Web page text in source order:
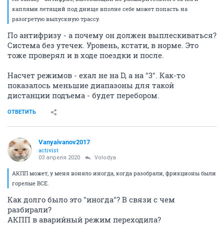
каплями летящий под днище вполне себе может попасть на
разогретую выпускную трассу.
По антифризу - а почему он должен выплескиваться?
Система без утечек. Уровень, кстати, в норме. Это
тоже проверял и в ходе поездки и после.
Насчет режимов - ехал не на D, а на "3". Как-то
показалось меньшие диапазоны для такой
дистанции подъема - будет перебором.
ОТВЕТИТЬ
Vanyaivanov2017
activist
03 апреля 2020 Volodya
АКПП может, у меня воняло иногда, когда разобрали, фрикционы были
горелые ВСЕ.
Как долго было это "иногда"? В связи с чем
разбирали?
АКПП в аварийный режим переходила?